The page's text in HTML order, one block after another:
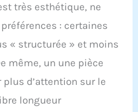
très esthétique, ne
: certaines
« structurée » et moins
même, un une pièce
d’attention sur le
longueur